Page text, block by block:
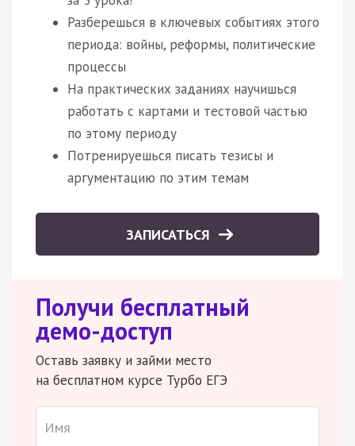
Разберешься в ключевых событиях этого
периода: войны, реформы, политические
процессы
На практических заданиях научишься
работать с картами и тестовой частью
по этому периоду
Потренируешься писать тезисы и
аргументацию по этим темам
ЗАПИСАТЬСЯ
Получи бесплатный
демо-доступ
Оставь заявку и займи место
на бесплатном курсе Турбо ЕГЭ